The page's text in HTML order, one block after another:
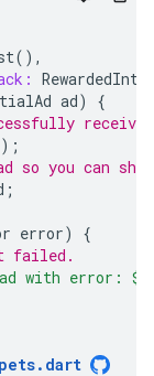
(),
ad)
{
);
so you can
;
error)
{
failed.
with error: $
. dart